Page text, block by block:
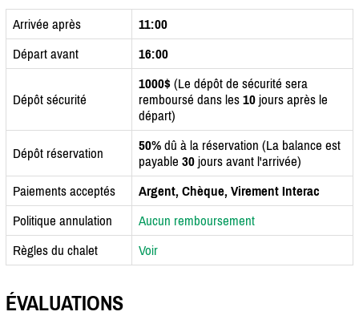
Arrivée après
11:00
Départ avant
16:00
Dépôt sécurité
1000$ (Le dépôt de sécurité sera
remboursé dans les 10 jours après le
départ)
Dépôt réservation 50% dû à la réservation (La balance est
payable 30 jours avant l'arrivée)
Paiements acceptés
Argent, Chèque, Virement Interac
Politique annulation
Aucun remboursement
Règles du chalet
Voir
ÉVALUATIONS